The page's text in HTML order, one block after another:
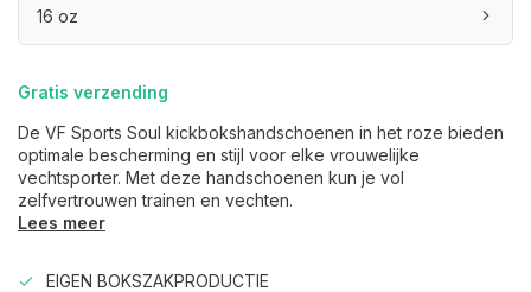
16 oz
Gratis verzending
De VF Sports Soul kickbokshandschoenen in het roze bieden
optimale bescherming en stijl voor elke vrouwelijke
vechtsporter. Met deze handschoenen kun je vol
zelfvertrouwen trainen en vechten.
Lees meer
EIGEN BOKSZAKPRODUCTIE